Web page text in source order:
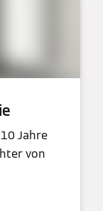
Jahre
von